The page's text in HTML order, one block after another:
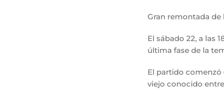
Gran remontada
El sábado 22, a las
última fase de la
El partido
viejo conocido